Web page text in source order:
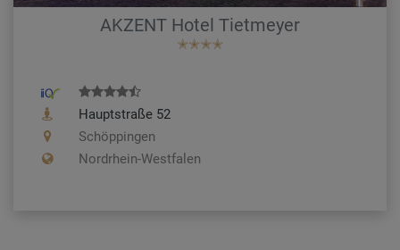
AKZENT Hotel Tietmeyer
✭✭✭✭
Hauptstraße 52
Schöppingen
Nordrhein-Westfalen